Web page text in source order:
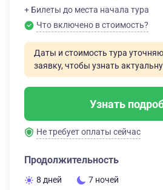
+ Билеты до места начала тура
Что включено в стоимость?
Даты и стоимость тура
заявку, чтобы узнать
Узнать
Не требует оплаты сейчас
Продолжительность
8 дней 7 ночей